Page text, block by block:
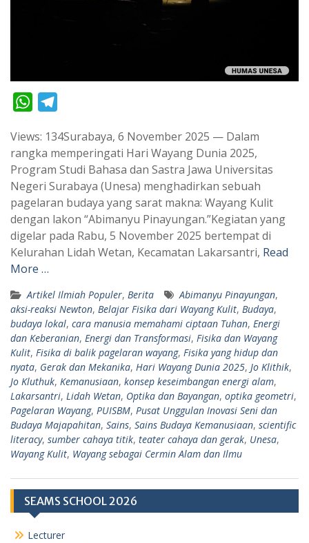
W
a
t
s
A
p
p
l
e
r
a
m
Views: 134Surabaya, 6 November 2025 — Dalam
rangka memperingati Hari Wayang Dunia 2025,
Program Studi Bahasa dan Sastra Jawa Universitas
Negeri Surabaya (Unesa) menghadirkan sebuah
pagelaran budaya yang sarat makna: Wayang Kulit
dengan lakon “Abimanyu Pinayungan.”Kegiatan yang
digelar pada Rabu, 5 November 2025 bertempat di
Kelurahan Lidah Wetan, Kecamatan Lakarsantri, Read
More …
Artikel Ilmiah Populer, Berita Abimanyu Pinayungan,
aksi-reaksi Newton, Belajar Fisika dari Wayang Kulit, Budaya,
budaya lokal, cara manusia memahami ciptaan Tuhan, Energi
dan Keberanian, Energi dan Transformasi, Fisika dan Wayang
Kulit, Fisika di balik pagelaran wayang, Fisika yang hidup dan
nyata, Gerak dan Mekanika, Hari Wayang Dunia 2025, Jo Klithik,
Jo Kluthuk, Kemanusiaan, konsep keseimbangan energi alam,
Lakarsantri, Lidah Wetan, Optika dan Bayangan, optika geometri,
Pagelaran Wayang, PUISBM, Pusat Unggulan Inovasi Seni dan
Budaya Majapahitan, Sains, Sains Budaya Kemanusiaan, scientific
literacy, sumber cahaya titik, teater cahaya dan gerak, Unesa,
Wayang Kulit, Wayang sebagai Cermin Alam dan Ilmu
SEAMS SCHOOL 2026
Lecturer